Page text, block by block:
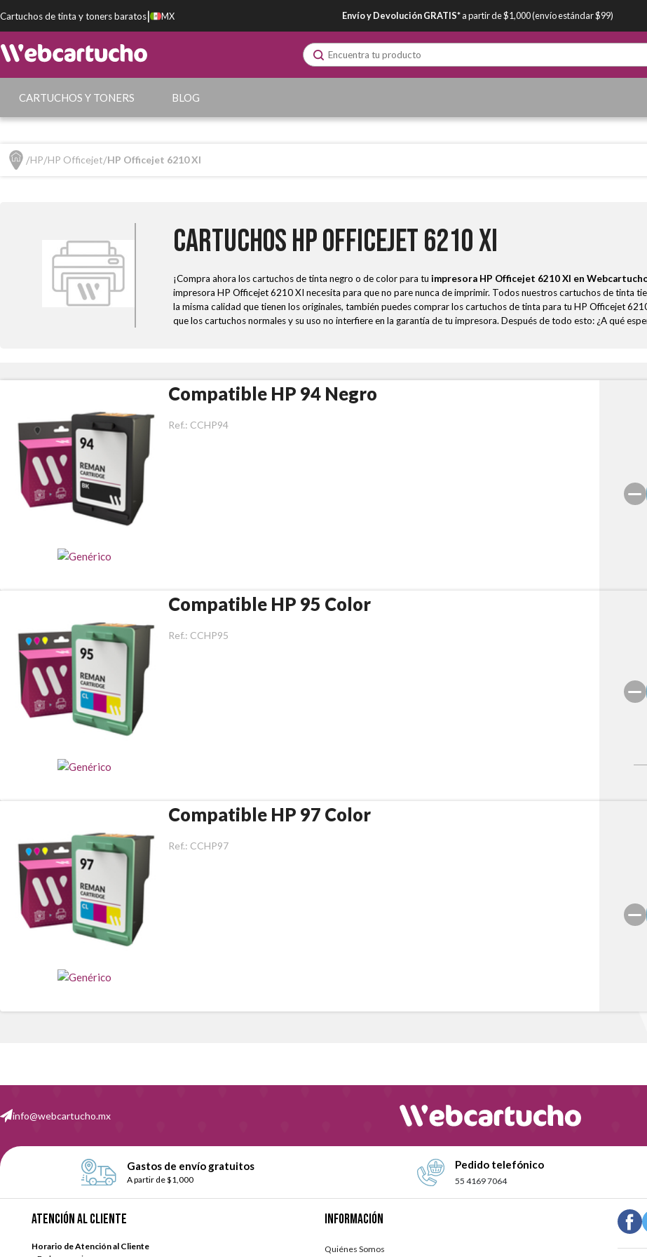
Cartuchos de tinta y toners baratos| MX Envío y Devolución GRATIS*a partir de $1,000 (envío estándar $99)
CARTUCHOS Y TONERS BLOG
HP HP Officejet HP Officejet 6210 XI
Cartuchos HP Officejet 6210 XI
¡Compra ahora los cartuchos de tinta negro o de color para tu impresora HP Officejet 6210 XI en
impresora HP Officejet 6210 XI necesita para que no pare nunca de imprimir. Todos nuestros cartuchos de tinta
la misma calidad que tienen los originales, también puedes comprar los cartuchos de tinta para tu HP Officejet
que los cartuchos normales y su uso no interfiere en la garantía de tu impresora. Después de todo esto: ¿A qué
Compatible HP 94 Negro
Ref.: CCHP94
Compatible HP 95 Color
Ref.: CCHP95
Compatible HP 97 Color
Ref.: CCHP97
info@webcartucho.mx
Gastos de envío gratuitos
A partir de $1,000
Pedido telefónico
55 4169 7064
Atención al cliente
Horario de Atención al Cliente
Información
Quiénes Somos